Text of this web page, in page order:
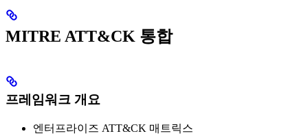
MITRE ATT&CK 통합
프레임워크 개요
엔터프라이즈 ATT&CK 매트릭스